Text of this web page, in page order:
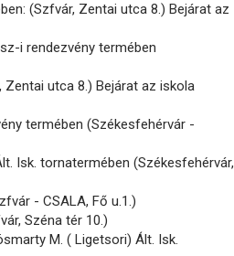
(Szfvár, Zentai utca 8.) Bejárat az
i rendezvény termében
utca 8.) Bejárat az iskola
termében (Székesfehérvár -
Isk. tornatermében (Székesfehérvár,
- CSALA, Fő u.1.)
Széna tér 10.)
M. ( Ligetsori) Ált. Isk.